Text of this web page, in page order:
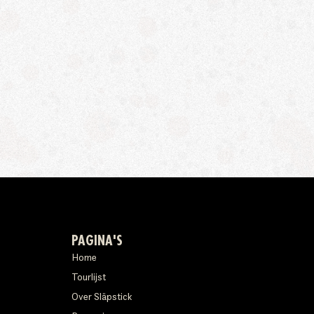
PAGINA'S
Home
Tourlijst
Over Släpstick